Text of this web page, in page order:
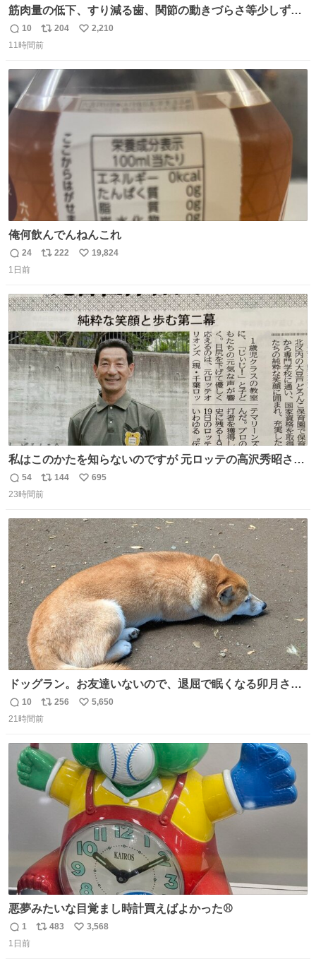
筋肉量の低下、すり減る歯、関節の動きづらさ等少しずつ
現れる変化。 ごはんを細かくすることで #風花 の歯に代わ
るよ。サプリを食べてもらうことで筋肉や関節をサポート
ジまで頑張ってきたその身体も風花の意思も大切にしてい
くよ #徳山動物園
返
信
10
リ
ポ
ト
数
204
い
2,210
11時間前
俺何飲んでんねんこれ
返
信
24
リ
ト
222
い
数
19,824
1日前
私はこのかたを知らないのですが 元ロッテの高沢秀昭さん
現在67才 保育士として活躍✨ 「タウンニュース」より #
ロッテ #高沢秀昭 さん
返
信
54
リ
ポ
ト
数
144
い
数
695
23時間前
ドッグラン。お友達いないので、退屈で眠くなる卯月さ
ん。 #柴犬卯月
返
信
10
リ
ポ
ト
数
256
い
5,650
21時間前
悪夢みたいな目覚まし時計買えばよかった⚾
返
信
1
リ
483
い
3,568
1日前